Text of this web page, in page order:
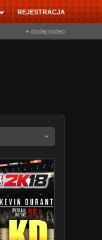
REJESTRACJA
+ dodaj wideo